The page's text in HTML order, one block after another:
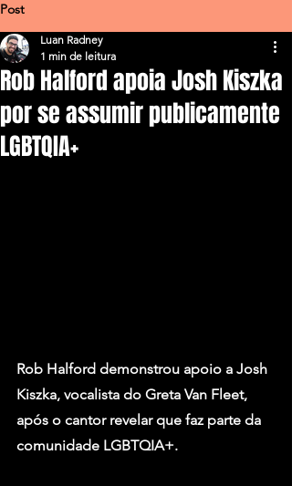
Post
Rob Halford apoia Josh Kiszka
por se assumir publicamente
LGBTQIA+
Luan Radney
1 min de leitura
Rob Halford demonstrou apoio a Josh
Kiszka, vocalista do Greta Van Fleet,
após o cantor revelar que faz parte da
comunidade LGBTQIA+.